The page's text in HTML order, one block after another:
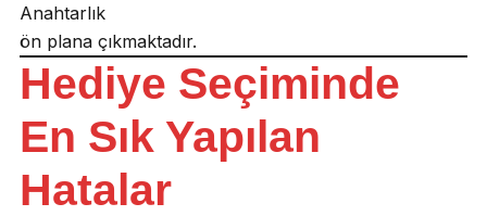
Anahtarlık
ön plana çıkmaktadır.
Hediye Seçiminde
En Sık Yapılan
Hatalar